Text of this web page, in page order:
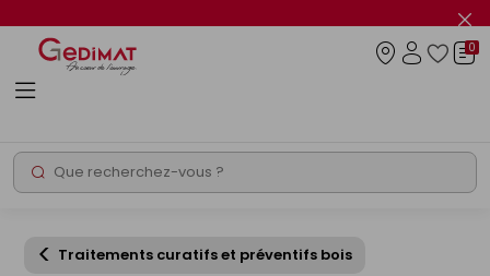
le
info
Rechercher
0
Traitements curatifs et préventifs bois